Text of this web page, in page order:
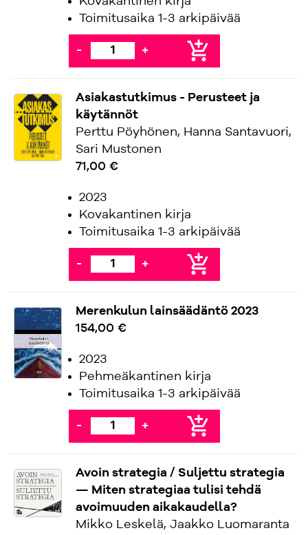
Toimitusaika 1-3 arkipäivää
- + add_shopping_cart
Asiakastutkimus - Perusteet ja
käytännöt
Perttu Pöyhönen, Hanna Santavuori,
Sari Mustonen
71,00 €
2023
Kovakantinen kirja
Toimitusaika 1-3 arkipäivää
- + add_shopping_cart
Merenkulun lainsäädäntö 2023
154,00 €
2023
Pehmeäkantinen kirja
Toimitusaika 1-3 arkipäivää
- + add_shopping_cart
Avoin strategia / Suljettu strategia
— Miten strategiaa tulisi tehdä
avoimuuden aikakaudella?
Mikko Leskelä, Jaakko Luomaranta